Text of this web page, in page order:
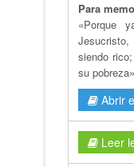
Para
«Porque
siendo
su
Abrir
Leer